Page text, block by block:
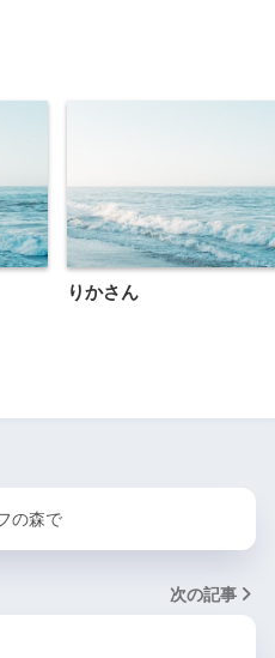
りかさん
の森で
次の記事